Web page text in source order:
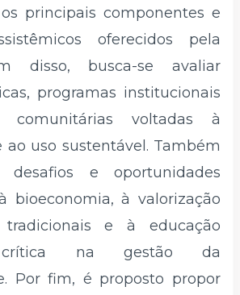
principais componentes e
oferecidos pela
disso, busca-se avaliar
programas institucionais
comunitárias voltadas à
ao uso sustentável. Também
e oportunidades
bioeconomia, à valorização
tradicionais e à educação
crítica na gestão da
Por fim, é proposto propor